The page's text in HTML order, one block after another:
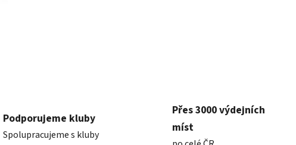
Podporujeme kluby
Spolupracujeme s kluby
Přes 3000 výdejních
míst